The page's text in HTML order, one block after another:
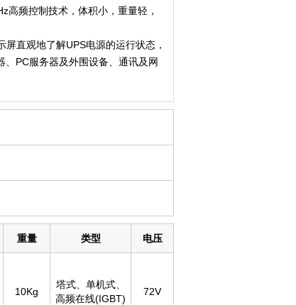
频控制技术，体积小，重量轻，
直观地了解UPS电源的运行状态，
PC服务器及外围设备、通讯及网
重量 类型 电压
10Kg
塔式、单机式、
高频在线(IGBT)
72V